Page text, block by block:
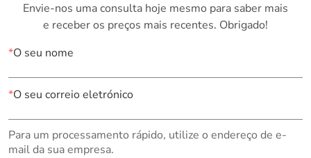
Envie-nos uma consulta hoje mesmo para saber mais
e receber os preços mais recentes. Obrigado!
*O seu nome
*O seu correio eletrónico
Para um processamento rápido, utilize o endereço de e-
mail da sua empresa.